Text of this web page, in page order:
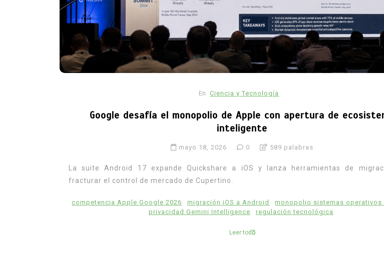
En Ciencia y Tecnología
Google desafía el monopolio de Apple con apertura de
inteligente
mayo 18, 2026 0 589 palabras
La suite Android 17 expande Quickshare a iOS y lanza herramientas de
fracturar el control de mercado de Cupertino.
competencia Apple Google 2026 migración iOS a Android
monopolio sistemas operativos
privacidad Gemini Intelligence
regulación tecnológica
Leer todo
En Animales Principal
El cambio climático está
cambiando el mapa de las
mariposas y algunas especies
podrían desaparecer
David Monreal vincula
seguridad y paz para
agosto 5, 2026
agua
campo zacatecano
Claudia Sheinbaum
David